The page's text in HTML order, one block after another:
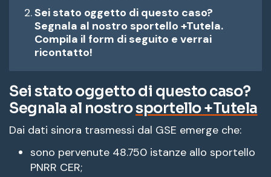
Sei stato oggetto di questo caso?
Segnala al nostro sportello +Tutela.
Compila il form di seguito e verrai
ricontatto!
Sei stato oggetto di questo caso?
Segnala al nostrosportello +Tutela
Dai dati sinora trasmessi dal GSE emerge che:
sono pervenute 48.750 istanze allo sportello
PNRR CER;